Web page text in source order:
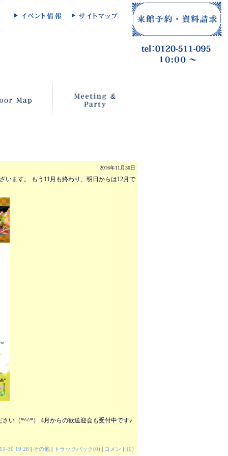
2016年11月30日
います。 もう11月も終わり、明日からは12月で
い（*^^*） 4月からの歓送迎会も受付中です♪
30 19:28 | その他 | トラックバック(0) | コメント(0)